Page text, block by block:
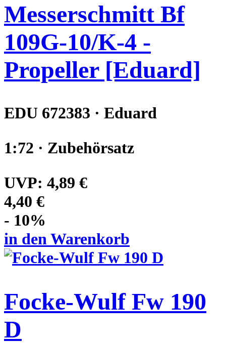
Messerschmitt Bf
109G-10/K-4 -
Propeller [Eduard]
EDU 672383 · Eduard
1:72 · Zubehörsatz
UVP: 4,89 €
4,40 €
- 10%
in den Warenkorb
Focke-Wulf Fw 190
D